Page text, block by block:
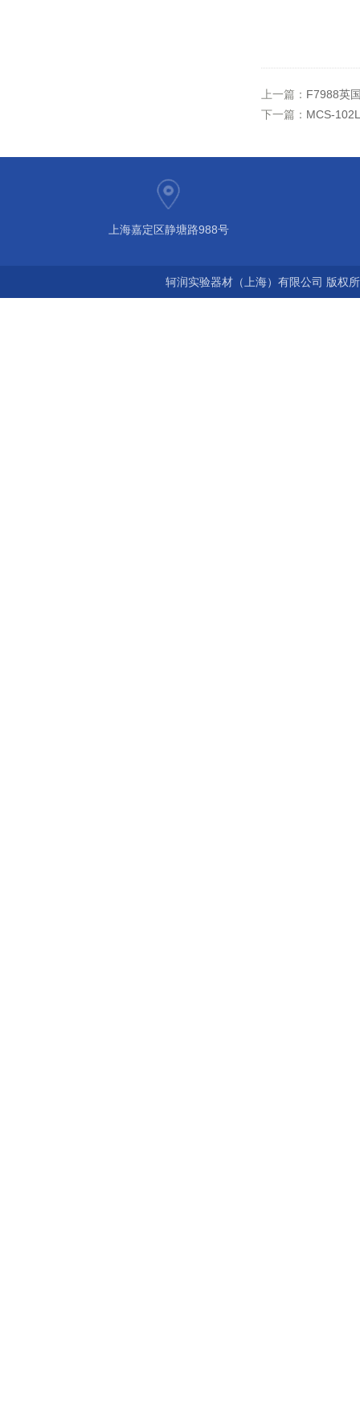
上一篇： F7988英
下一篇： MCS-
上海嘉定区静塘路988号
轲润实验器材（上海）有限公司 版权